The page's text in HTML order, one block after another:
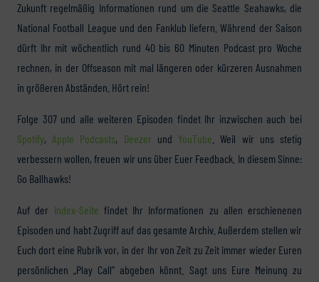
Zukunft regelmäßig Informationen rund um die Seattle Seahawks, die
National Football League und den Fanklub liefern. Während der Saison
dürft Ihr mit wöchentlich rund 40 bis 60 Minuten Podcast pro Woche
rechnen, in der Offseason mit mal längeren oder kürzeren Ausnahmen
in größeren Abständen. Hört rein!
Folge 307 und alle weiteren Episoden findet Ihr inzwischen auch bei
Spotify,Apple Podcasts, Deezer und YouTube . Weil wir uns stetig
verbessern wollen, freuen wir uns über Euer Feedback. In diesem Sinne:
Go Ballhawks!
Auf der Index-Seite findet Ihr Informationen zu allen erschienenen
Episoden und habt Zugriff auf das gesamte Archiv. Außerdem stellen wir
Euch dort eine Rubrik vor, in der Ihr von Zeit zu Zeit immer wieder Euren
persönlichen „Play Call“ abgeben könnt. Sagt uns Eure Meinung zu